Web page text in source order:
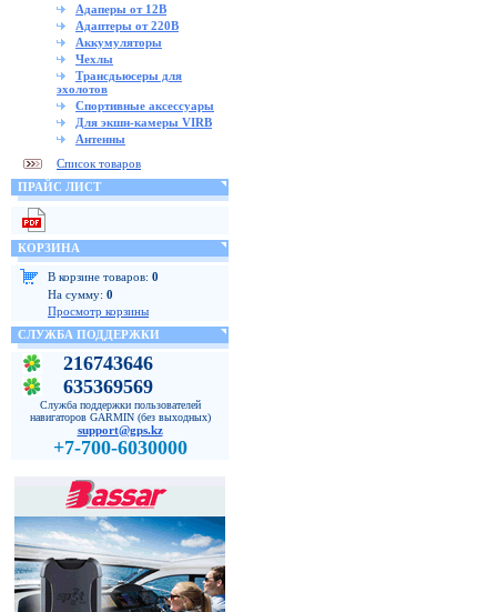
Адаперы от 12В
Адаптеры от 220В
Аккумуляторы
Чехлы
Трансдьюсеры для
эхолотов
Спортивные аксессуары
Для экшн-камеры VIRB
Антенны
Список товаров
ПРАЙС ЛИСТ
КОРЗИНА
В корзине товаров: 0
На сумму: 0
Просмотр корзины
СЛУЖБА ПОДДЕРЖКИ
216743646
635369569
Служба поддержки пользователей
навигаторов GARMIN (без выходных)
support@gps.kz
+7-700-6030000